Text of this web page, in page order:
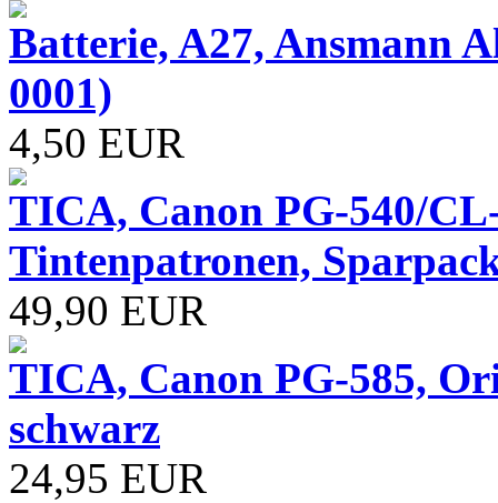
Batterie, A27, Ansmann
0001)
4,50 EUR
TICA, Canon PG-540/
Tintenpatronen,
49,90 EUR
TICA, Canon PG-585,
schwarz
24,95 EUR